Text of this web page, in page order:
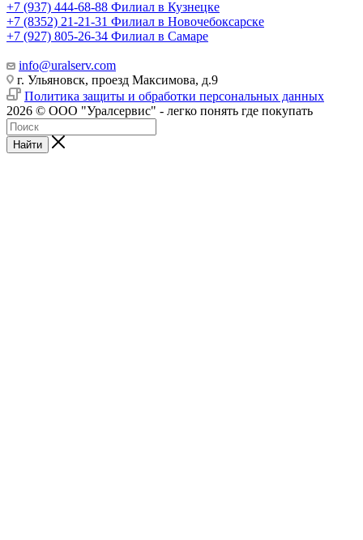
+7 (937) 444-68-88 Филиал в Кузнецке
+7 (8352) 21-21-31 Филиал в Новочебоксарске
+7 (927) 805-26-34 Филиал в Самаре
info@uralserv.com
г. Ульяновск, проезд Максимова, д.9
Политика защиты и обработки персональных данных
2026 © ООО "Уралсервис" - легко понять где покупать
Найти